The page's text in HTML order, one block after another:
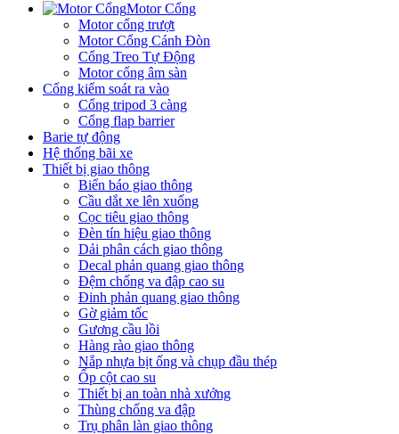
Motor Cổng
Motor cổng trượt
Motor Cổng Cánh Đòn
Cổng Treo Tự Động
Motor cổng âm sàn
Cổng kiểm soát ra vào
Cổng tripod 3 càng
Cổng flap barrier
Barie tự động
Hệ thống bãi xe
Thiết bị giao thông
Biển báo giao thông
Cầu dắt xe lên xuống
Cọc tiêu giao thông
Đèn tín hiệu giao thông
Dải phân cách giao thông
Decal phản quang giao thông
Đệm chống va đập cao su
Đinh phản quang giao thông
Gờ giảm tốc
Gương cầu lồi
Hàng rào giao thông
Nắp nhựa bịt ống và chụp đầu thép
Ốp cột cao su
Thiết bị an toàn nhà xưởng
Thùng chống va đập
Trụ phân làn giao thông